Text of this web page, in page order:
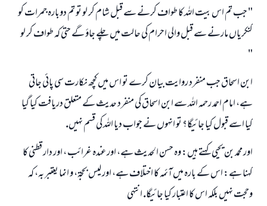
" جب تم اس بيت اللہ كا طواف كرنے سے قبل شام كر لو تو تم دوبارہ جمرات كو
كنكرياں مارنے سے قبل والى احرام كى حالت ميں چلے جاؤ گے حتى كہ طواف كر لو
"
ابن اسحاق جب منفرد روايت بيان كرے تو اس ميں كچھ نكارت سى پائى جاتى
ہے، امام احمد رحمہ اللہ سے ابن اسحاق كى منفرد حديث كے متعلق دريافت كيا گيا
كيا اسے قبول كيا جائيگا؟ تو انہوں نے جواب ديا اللہ كى قسم نہيں.
اور محمد بن يحيي كہتے ہيں: وہ حسن الحديث ہے، اور عندہ غرائب ، اور دار قطنى كا
كہنا ہے: اس كے بارہ ميں آئمہ كا اختلاف ہے، اور ليس بحجۃ، و انما يعتبر بہ، كہ
وحجت نہيں بلكہ اس كا اعتبار كيا جائيگا. انتہى